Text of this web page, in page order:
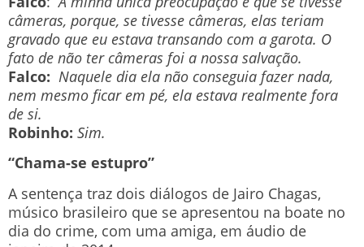
câmeras, porque, se tivesse câmeras, elas teriam
gravado que eu estava transando com a garota. O
fato de não ter câmeras foi a nossa salvação.
Falco: Naquele dia ela não conseguia fazer nada,
nem mesmo ficar em pé, ela estava realmente fora
de si.
Robinho: Sim.
“Chama-se estupro”
A sentença traz dois diálogos de Jairo Chagas,
músico brasileiro que se apresentou na boate no
dia do crime, com uma amiga, em áudio de